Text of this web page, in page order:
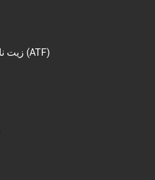
زيت ناقل حركة أوتوماتيكي (ATF)